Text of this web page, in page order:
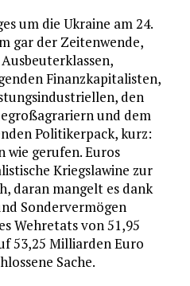
um die Ukraine am 24.
gar der Zeitenwende,
Finanzkapitalisten,
den
und dem
Politikerpack, kurz:
wie gerufen. Euros
Kriegslawine zur
daran mangelt es dank
Sondervermögen
Wehretats von 51,95
53,25 Milliarden Euro
Sache.